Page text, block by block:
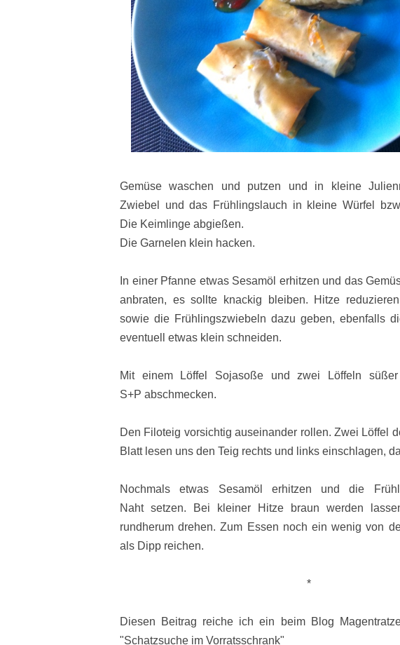
Gemüse waschen und putzen und in kleine
Zwiebel und das Frühlingslauch in kleine Würfel
Die Keimlinge abgießen.
Die Garnelen klein hacken.
In einer Pfanne etwas Sesamöl erhitzen und das
anbraten, es sollte knackig bleiben. Hitze
sowie die Frühlingszwiebeln dazu geben, ebenfalls
eventuell etwas klein schneiden.
Mit einem Löffel Sojasoße und zwei Löffeln
S+P abschmecken.
Den Filoteig vorsichtig auseinander rollen. Zwei Löffel
Blatt lesen uns den Teig rechts und links einschlagen,
Nochmals etwas Sesamöl erhitzen und die
Naht setzen. Bei kleiner Hitze braun werden
rundherum drehen. Zum Essen noch ein wenig von
als Dipp reichen.
*
Diesen Beitrag reiche ich ein beim Blog
"Schatzsuche im Vorratsschrank"